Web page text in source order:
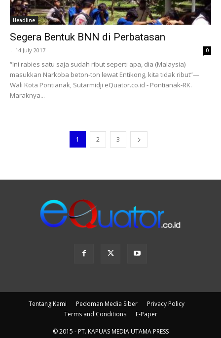
Headline
Segera Bentuk BNN di Perbatasan
- 14 July 2017 0
“Ini rabies satu saja sudah ribut seperti apa, dia (Malaysia)
masukkan Narkoba beton-ton lewat Entikong, kita tidak ribut”—
Wali Kota Pontianak, Sutarmidji eQuator.co.id - Pontianak-RK.
Maraknya...
1 2 3
Tentang Kami Pedoman Media Siber
Privacy Policy
Terms and Conditions
E-Paper
© 2015 - PT. KAPUAS MEDIA UTAMA PRESS